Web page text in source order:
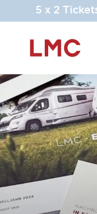
5 x 2
STARTE MIT